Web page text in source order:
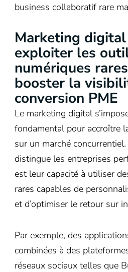
business collaboratif rare
Marketing
exploiter les
numériques
booster la
conversion PME
Le marketing digital
fondamental pour accroître
sur un marché
distingue les entreprises
est leur capacité à utiliser
rares capables de
et d’optimiser le retour sur
Par exemple, des
combinées à des
réseaux sociaux telles que